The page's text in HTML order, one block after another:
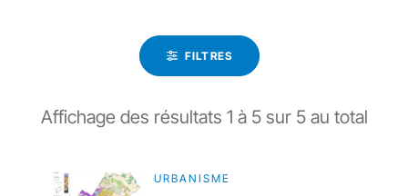
FILTRES
Affichage des résultats 1 à 5sur 5au total
URBANISME